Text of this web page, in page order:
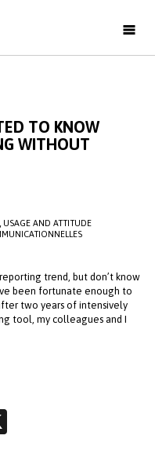
TO KNOW
WITHOUT
USAGE AND ATTITUDE
trend, but don’t know
been fortunate enough to
two years of intensively
tool, my colleagues and I